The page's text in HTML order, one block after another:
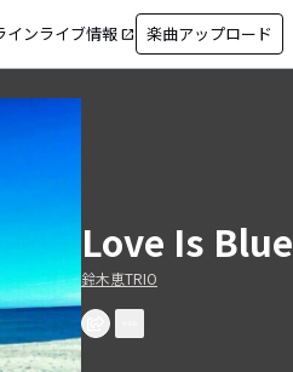
インライブ情報 open_in_new 楽曲アップロード
Love Is Blue
鈴木恵TRIO